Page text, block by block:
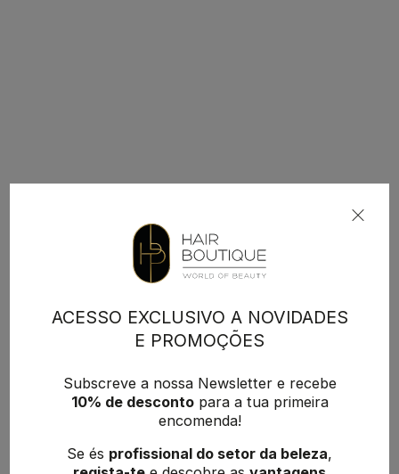
ACESSO EXCLUSIVO A NOVIDADES
E PROMOÇÕES
Subscreve a nossa Newsletter e recebe
10% de descontopara a tua primeira
encomenda!
Se és profissional do setor da beleza,